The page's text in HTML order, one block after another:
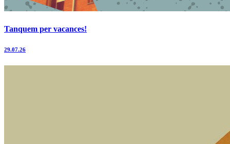
Tanquem per vacances!
29.07.26